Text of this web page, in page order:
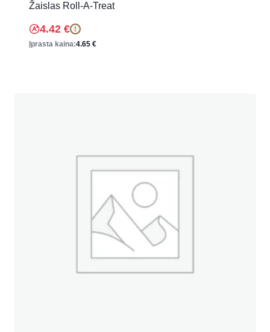
Žaislas Roll-A-Treat
4.42 € !
Įprasta kaina:4.65 €